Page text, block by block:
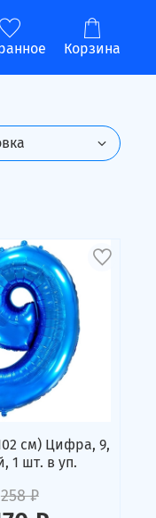
Корзина
см) Цифра, 9,
1 шт. в уп.
258 ₽